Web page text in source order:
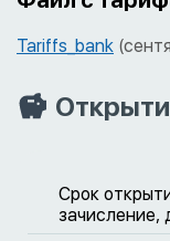
Tariffs_bank
Срок
зачисление,